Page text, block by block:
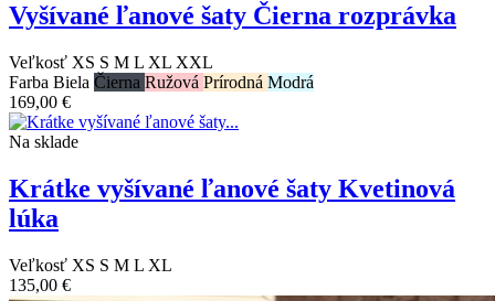
Vyšívané ľanové šaty Čierna rozprávka
Veľkosť XS S M L XL XXL
Farba Biela Čierna Ružová Prírodná Modrá
169,00 €
Na sklade
Krátke vyšívané ľanové šaty Kvetinová
lúka
Veľkosť XS S M L XL
135,00 €